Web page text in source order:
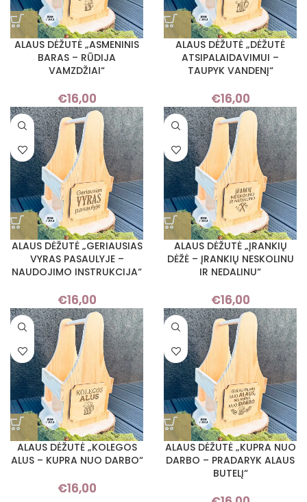
ALAUS DĖŽUTĖ „ASMENINIS
BARAS – RŪDIJA
VAMZDŽIAI“
€16,00
ALAUS DĖŽUTĖ „DĖŽUTĖ
ATSIPALAIDAVIMUI –
TAUPYK VANDENĮ“
€16,00
ALAUS DĖŽUTĖ „GERIAUSIAS
VYRAS PASAULYJE –
NAUDOJIMO INSTRUKCIJA“
€16,00
ALAUS DĖŽUTĖ „ĮRANKIŲ
DĖŽĖ – ĮRANKIŲ NESKOLINU
IR NEDALINU“
€16,00
ALAUS DĖŽUTĖ „KOLEGOS
ALUS – KUPRA NUO DARBO“
€16,00
ALAUS DĖŽUTĖ „KUPRA NUO
DARBO – PRADARYK ALAUS
BUTELĮ“